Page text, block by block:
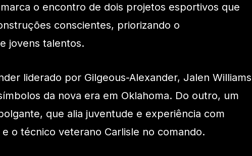
o encontro de dois projetos esportivos que
conscientes, priorizando o
jovens talentos.
liderado por Gilgeous-Alexander, Jalen Williams
da nova era em Oklahoma. Do outro, um
que alia juventude e experiência com
o técnico veterano Carlisle no comando.